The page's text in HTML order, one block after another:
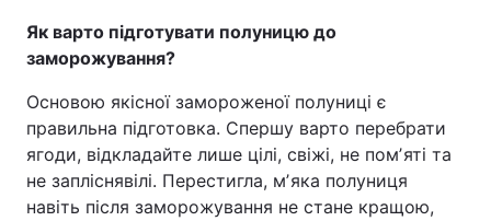
Як варто підготувати полуницю до
заморожування?
Основою якісної замороженої полуниці є
правильна підготовка. Спершу варто перебрати
ягоди, відкладайте лише цілі, свіжі, не помʼяті та
не запліснявілі. Перестигла, мʼяка полуниця
навіть після заморожування не стане кращою,